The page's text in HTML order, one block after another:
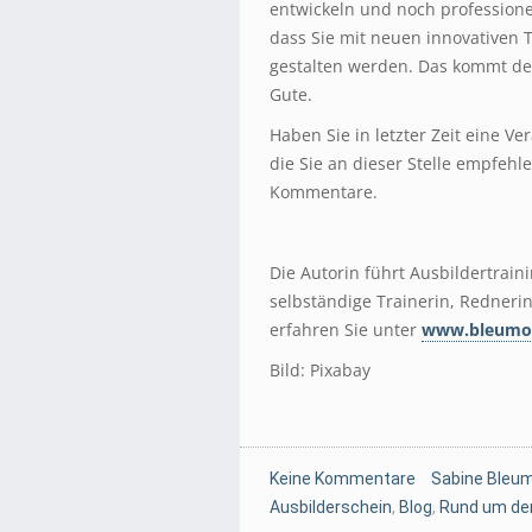
entwickeln und noch
dass Sie mit neuen innovativen
gestalten werden. Das kommt
Gute.
Haben Sie in letzter Zeit eine
die Sie an dieser Stelle
Kommentare.
Die Autorin führt
selbständige Trainerin,
erfahren Sie unter
Bild: Pixabay
Keine Kommentare
Sabine
Ausbilderschein, Blog, Rund um